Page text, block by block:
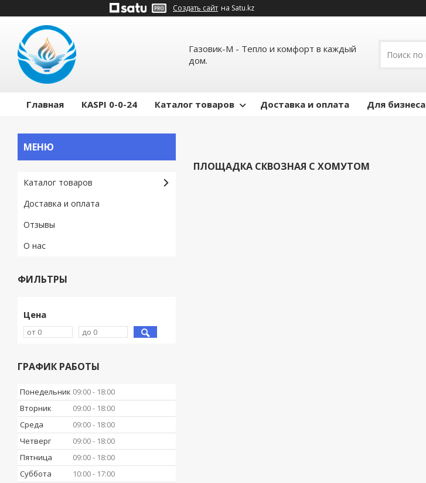
Создать сайт на Satu.kz
Газовик-М - Тепло и комфорт в каждый
дом.
Главная КASPI 0-0-24 Каталог товаров Доставка и оплата Для бизнеса
ПЛОЩАДКА СКВОЗНАЯ С ХОМУТОМ
Каталог товаров
Доставка и оплата
Отзывы
О нас
ФИЛЬТРЫ
Цена
ГРАФИК РАБОТЫ
Понедельник 09:00
18:00
Вторник
09:00
18:00
Среда
09:00
18:00
Четверг
09:00
18:00
Пятница
09:00
18:00
Суббота
10:00
17:00